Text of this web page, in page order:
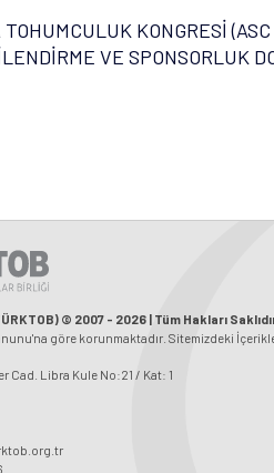
TOHUMCULUK KONGRESİ
VE SPONSORLUK
© 2007 - 2026 | Tüm Hakları
göre korunmaktadır. Sitemizdeki
Cad. Libra Kule No:21 / Kat: 1